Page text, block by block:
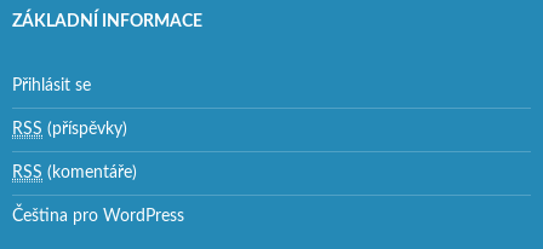
ZÁKLADNÍ INFORMACE
Přihlásit se
RSS (příspěvky)
RSS (komentáře)
Čeština pro WordPress